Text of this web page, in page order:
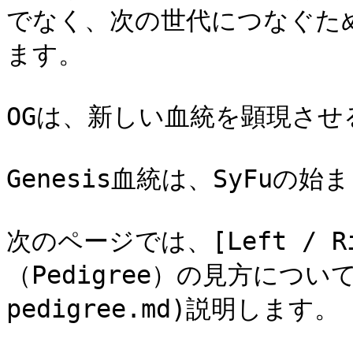
でなく、次の世代につなぐ
ます。
OGは、新しい血統を顕現さ
Genesis血統は、SyFuの始
次のページでは、[Left /
（Pedigree）の見方に